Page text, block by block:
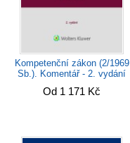
Kompetenční zákon (2/1969
Sb.). Komentář - 2. vydání
Od 1 171 Kč